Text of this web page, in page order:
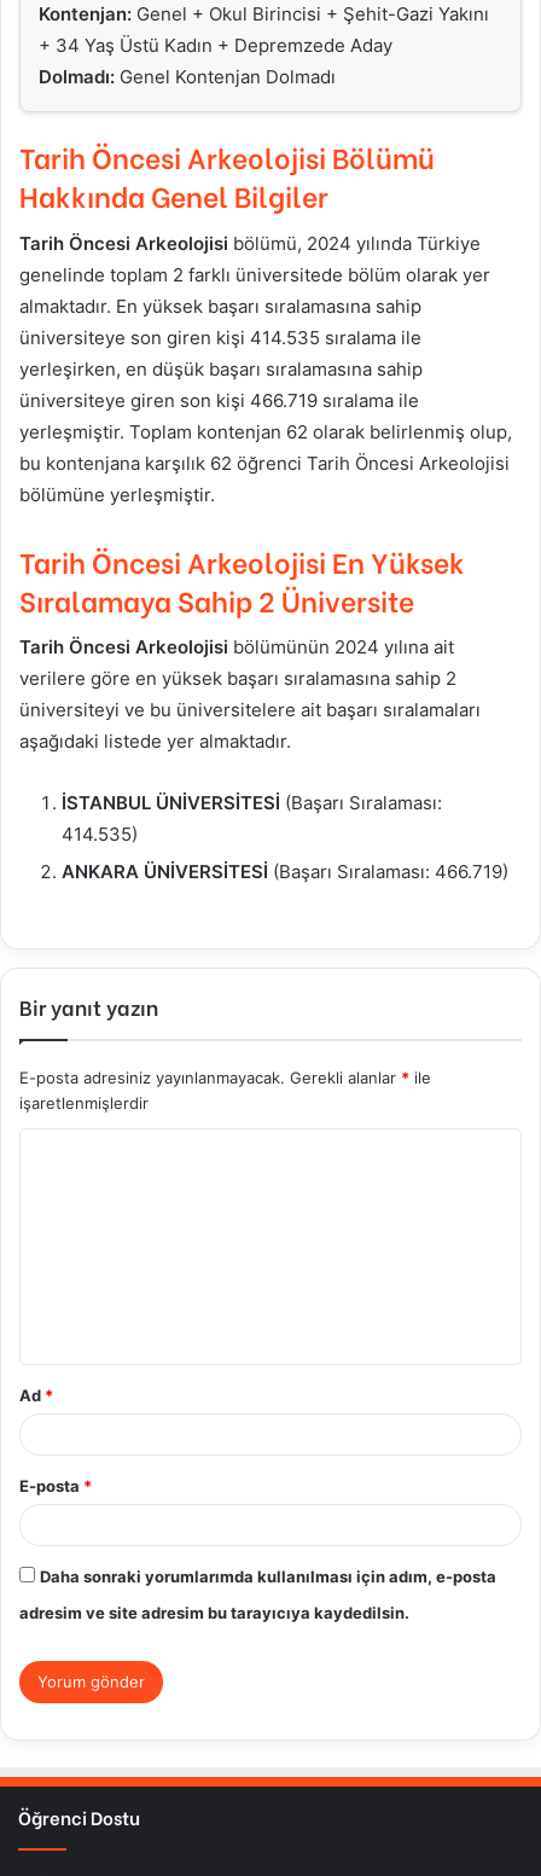
Kontenjan: Genel + Okul Birincisi + Şehit-Gazi Yakını
+ 34 Yaş Üstü Kadın + Depremzede Aday
Dolmadı: Genel Kontenjan Dolmadı
Tarih Öncesi Arkeolojisi Bölümü
Hakkında Genel Bilgiler
Tarih Öncesi Arkeolojisi bölümü, 2024 yılında Türkiye
genelinde toplam 2 farklı üniversitede bölüm olarak yer
almaktadır. En yüksek başarı sıralamasına sahip
üniversiteye son giren kişi 414.535 sıralama ile
yerleşirken, en düşük başarı sıralamasına sahip
üniversiteye giren son kişi 466.719 sıralama ile
yerleşmiştir. Toplam kontenjan 62 olarak belirlenmiş olup,
bu kontenjana karşılık 62 öğrenci Tarih Öncesi Arkeolojisi
bölümüne yerleşmiştir.
Tarih Öncesi Arkeolojisi En Yüksek
Sıralamaya Sahip 2 Üniversite
Tarih Öncesi Arkeolojisi bölümünün 2024 yılına ait
verilere göre en yüksek başarı sıralamasına sahip 2
üniversiteyi ve bu üniversitelere ait başarı sıralamaları
aşağıdaki listede yer almaktadır.
İSTANBUL ÜNİVERSİTESİ (Başarı Sıralaması:
414.535)
ANKARA ÜNİVERSİTESİ (Başarı Sıralaması: 466.719)
Bir yanıt yazın
E-posta adresiniz yayınlanmayacak. Gerekli alanlar * ile
işaretlenmişlerdir
Ad *
E-posta *
Daha sonraki yorumlarımda kullanılması için adım, e-posta
adresim ve site adresim bu tarayıcıya kaydedilsin.
Öğrenci Dostu